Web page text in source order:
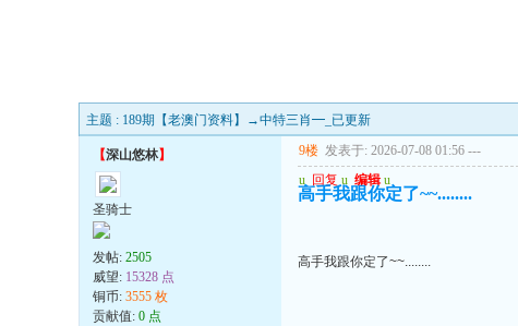
主题 : 189期【老澳门资料】→中特三肖━_已更新
【深山悠林】
圣骑士
发帖: 2505
威望: 15328 点
铜币: 3555 枚
贡献值: 0 点
9楼 发表于: 2026-07-08 01:56 ---
u 回复 u 编辑 u
高手我跟你定了~~........
高手我跟你定了~~........